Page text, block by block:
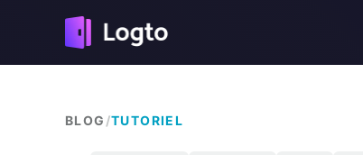
BLOG /TUTORIEL